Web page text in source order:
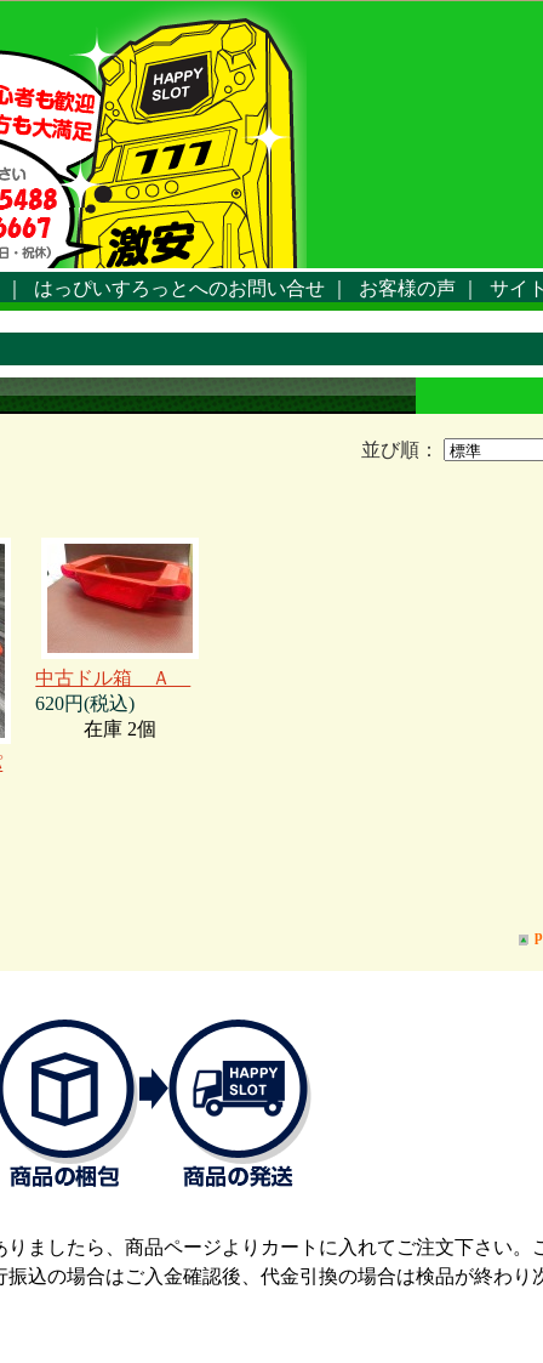
はっぴいすろっとへのお問い合せ お客様の声 サイ
並び順：
中古ドル箱 Ａ
620円(税込)
在庫 2個
ましたら、商品ページよりカートに入れてご注文下さい。
込の場合はご入金確認後、代金引換の場合は検品が終わり